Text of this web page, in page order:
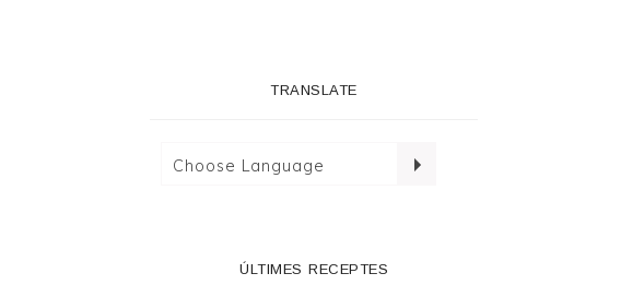
TRANSLATE
ÚLTIMES RECEPTES